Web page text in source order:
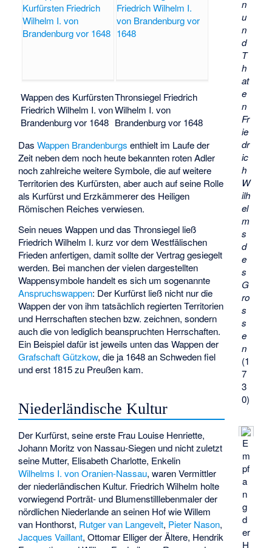
n
u
n
d
T
h
at
e
n
Fr
ie
dr
ic
h
W
ilh
el
m
s
d
e
s
G
ro
s
s
e
n
(1
7
3
0)
E
m
pf
a
n
g
d
er
H
Wappen des Kurfürsten
Friedrich Wilhelm I. von
Brandenburg vor 1648
Thronsiegel Friedrich
Wilhelm I. von
Brandenburg vor 1648
DasWappen Brandenburgs enthielt im Laufe der
Zeit neben dem noch heute bekannten roten Adler
noch zahlreiche weitere Symbole, die auf weitere
Territorien des Kurfürsten, aber auch auf seine Rolle
als Kurfürst und Erzkämmerer des Heiligen
Römischen Reiches verwiesen.
Sein neues Wappen und das Thronsiegel ließ
Friedrich Wilhelm I. kurz vor dem Westfälischen
Frieden anfertigen, damit sollte der Vertrag gesiegelt
werden. Bei manchen der vielen dargestellten
Wappensymbole handelt es sich um sogenannte
Anspruchswappen: Der Kurfürst ließ nicht nur die
Wappen der von ihm tatsächlich regierten Territorien
und Herrschaften stechen bzw. zeichnen, sondern
auch die von lediglich beanspruchten Herrschaften.
Ein Beispiel dafür ist jeweils unten das Wappen der
Grafschaft Gützkow, die ja 1648 an Schweden fiel
und erst 1815 zu Preußen kam.
Niederländische Kultur
Der Kurfürst, seine erste Frau Louise Henriette,
Johann Moritz von Nassau-Siegen und nicht zuletzt
seine Mutter, Elisabeth Charlotte, Enkelin
Wilhelms I. von Oranien-Nassau, waren Vermittler
der niederländischen Kultur. Friedrich Wilhelm holte
vorwiegend Porträt- und Blumenstilllebenmaler der
nördlichen Niederlande an seinen Hof wieWillem
van Honthorst, Rutger van Langevelt, Pieter Nason,
Jacques Vaillant, Ottomar Elliger der Ältere, Hendrik